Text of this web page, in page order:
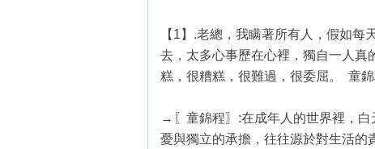
【1】.老總，我瞒著所有人，假如
去，太多心事歷在心裡，獨自一人真
糕，很糟糕，很難過，很委屈。 童
→〖童錦程〗:在成年人的世界裡，
憂與獨立的承擔，往往源於對生活的